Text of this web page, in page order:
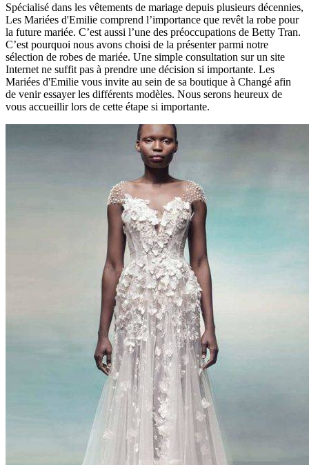
Spécialisé dans les vêtements de mariage depuis plusieurs décennies,
Les Mariées d'Emilie comprend l’importance que revêt la robe pour
la future mariée. C’est aussi l’une des préoccupations de Betty Tran.
C’est pourquoi nous avons choisi de la présenter parmi notre
sélection de robes de mariée. Une simple consultation sur un site
Internet ne suffit pas à prendre une décision si importante. Les
Mariées d'Emilie vous invite au sein de sa boutique à Changé afin
de venir essayer les différents modèles. Nous serons heureux de
vous accueillir lors de cette étape si importante.